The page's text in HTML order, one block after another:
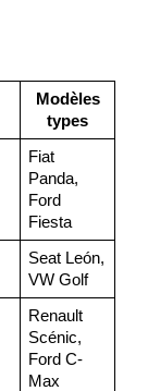
Modèles
types
Fiat
Panda,
Ford
Fiesta
Seat León,
VW Golf
Renault
Scénic,
Ford C-
Max